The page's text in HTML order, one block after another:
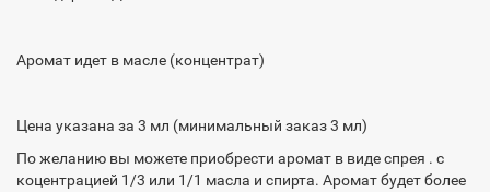
Аромат идет в масле (концентрат)
Цена указана за 3 мл (минимальный заказ 3 мл)
По желанию вы можете приобрести аромат в виде спрея . с
коцентрацией 1/3 или 1/1 масла и спирта. Аромат будет более